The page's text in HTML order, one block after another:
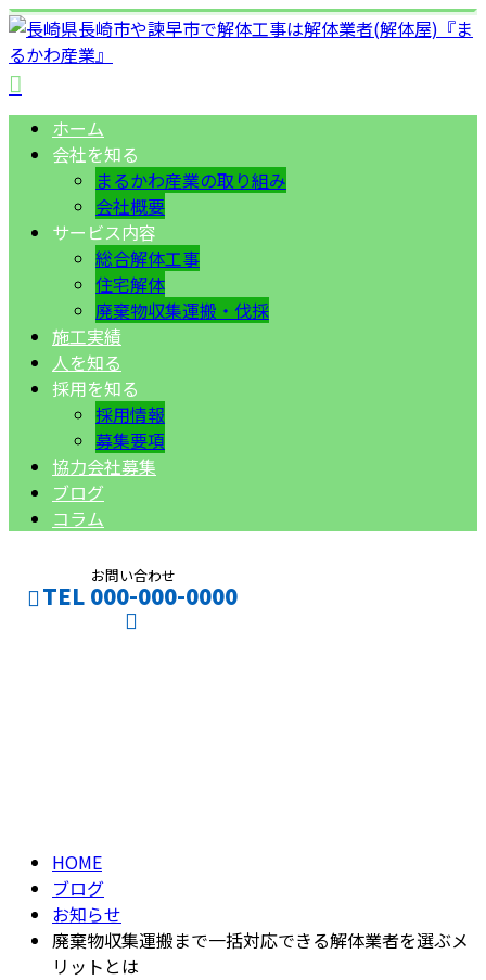
ホーム
会社を知る
まるかわ産業の取り組み
会社概要
サービス内容
総合解体工事
住宅解体
廃棄物収集運搬・伐採
施工実績
人を知る
採用を知る
採用情報
募集要項
協力会社募集
ブログ
コラム
お問い合わせ
TEL 000-000-0000
HOME
ブログ
お知らせ
廃棄物収集運搬まで一括対応できる解体業者を選ぶメ
リットとは